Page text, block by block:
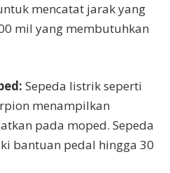
mencatat jarak yang
mil yang membutuhkan
Sepeda listrik seperti
menampilkan
pada moped. Sepeda
bantuan pedal hingga 30